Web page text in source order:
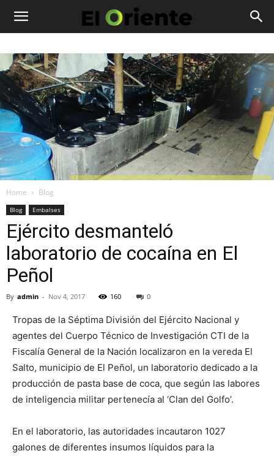
Home Blog
Blog Embalses
Ejército desmanteló
laboratorio de cocaína en El
Peñol
By admin - Nov 4, 2017 160 0
Tropas de la Séptima División del Ejército Nacional y
agentes del Cuerpo Técnico de Investigación CTI de la
Fiscalía General de la Nación localizaron en la vereda El
Salto, municipio de El Peñol, un laboratorio dedicado a la
producción de pasta base de coca, que según las labores
de inteligencia militar pertenecía al ‘Clan del Golfo’.
En el laboratorio, las autoridades incautaron 1027
galones de diferentes insumos líquidos para la